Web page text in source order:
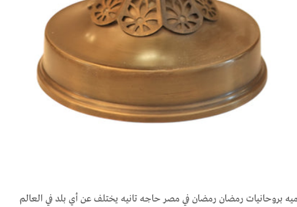
بروحانيات رمضان رمضان في مصر حاجه تانيه يختلف عن أي بلد في العالم